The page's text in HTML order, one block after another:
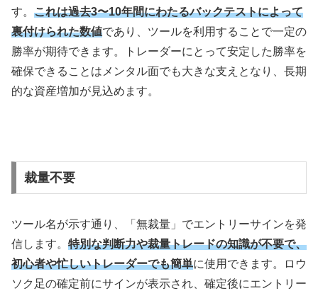
す。 これは過去3〜10年間にわたるバックテストによって
裏付けられた数値であり、ツールを利用することで一定の
勝率が期待できます。トレーダーにとって安定した勝率を
確保できることはメンタル面でも大きな支えとなり、長期
的な資産増加が見込めます。
裁量不要
ツール名が示す通り、「無裁量」でエントリーサインを発
信します。 特別な判断力や裁量トレードの知識が不要で、
初心者や忙しいトレーダーでも簡単に使用できます。ロウ
ソク足の確定前にサインが表示され、確定後にエントリー